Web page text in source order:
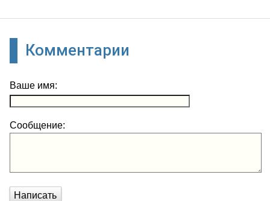
Комментарии
Ваше имя:
Сообщение:
Написать